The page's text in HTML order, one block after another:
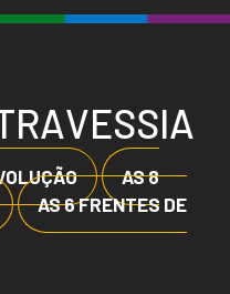
RAVESSIA
AS 8
AS 6 FRENTES DE